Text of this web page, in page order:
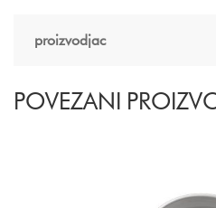
proizvodjac
POVEZANI